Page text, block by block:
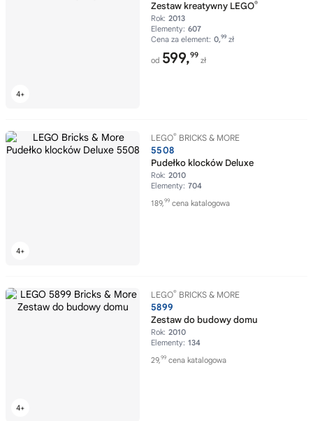
Zestaw kreatywny LEGO®
Rok: 2013
Elementy: 607
Cena za element: 0,99 zł
od 599,99
zł
LEGO® BRICKS & MORE
5508
Pudełko klocków Deluxe
Rok: 2010
Elementy: 704
189,99 cena katalogowa
LEGO® BRICKS & MORE
5899
Zestaw do budowy domu
Rok: 2010
Elementy: 134
29,99 cena katalogowa